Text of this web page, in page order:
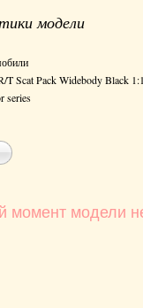
модели
T Scat Pack Widebody Black
series
момент модели